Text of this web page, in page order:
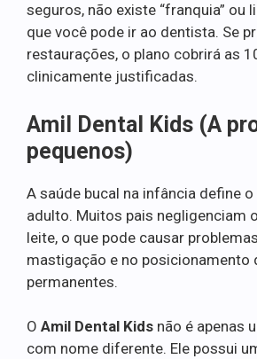
seguros, não existe “franquia” ou
que você pode ir ao dentista. Se
restaurações, o plano cobrirá as
clinicamente justificadas.
Amil Dental Kids (A
pequenos)
A saúde bucal na infância define
adulto. Muitos pais negligenciam
leite, o que pode causar
mastigação e no posicionamento
permanentes.
O Amil Dental Kids não é apenas
com nome diferente. Ele possui